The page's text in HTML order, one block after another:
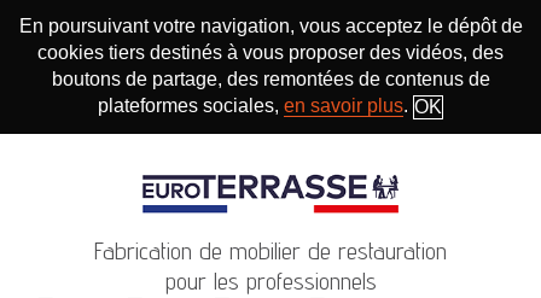
En poursuivant votre navigation, vous acceptez le dépôt de
cookies tiers destinés à vous proposer des vidéos, des
boutons de partage, des remontées de contenus de
plateformes sociales, en savoir plus. OK
Fabrication de mobilier de restauration
pour les professionnels